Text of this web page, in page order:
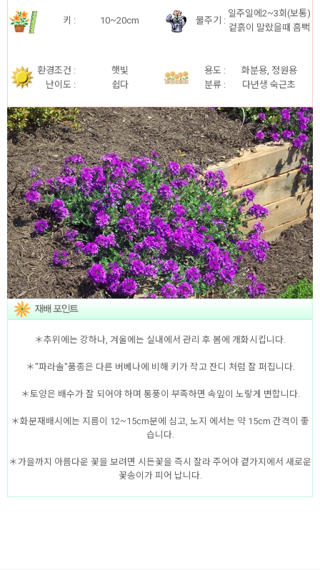
키 : 10~20cm 물주기 :
일주일에2~3회(보통)
겉흙이 말랐을때 흠뻑
환경조건 :
난이도 :
햇빛
쉽다
용도 :
분류 :
화분용, 정원용
다년생 숙근초
＊추위에는 강하나, 겨울에는 실내에서 관리 후 봄에 개화시킵니다.
＊"파라솔"품종은 다른 버베나에 비해 키가 작고 잔디 처럼 잘 퍼집니다.
＊토양은 배수가 잘 되어야 하며 통풍이 부족하면 속잎이 노랗게 변합니다.
＊화분재배시에는 지름이 12~15cm분에 심고, 노지 에서는 약 15cm 간격이 좋
습니다.
＊가을까지 아름다운 꽃을 보려면 시든꽃을 즉시 잘라 주어야 곁가지에서 새로운
꽃송이가 피어 납니다.